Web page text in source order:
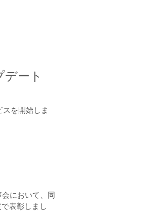
ート
を開始しま
において、同
表彰しまし